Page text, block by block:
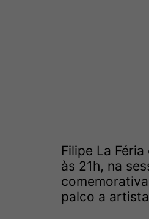
Filipe La
às 21h, na
palco a